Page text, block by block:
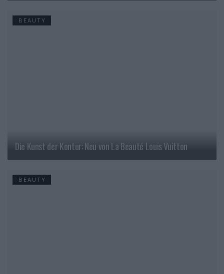
BEAUTY
Die Kunst der Kontur: Neu von La Beauté Louis Vuitton
BEAUTY